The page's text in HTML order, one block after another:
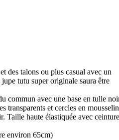
des talons ou plus casual avec un
tutu super originale saura être
commun avec une base en tulle
transparents et cercles en
Taille haute élastiquée avec ceinture
environ 65cm)